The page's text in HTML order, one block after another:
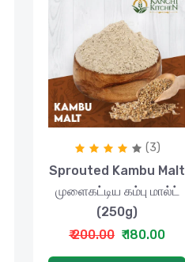
(3)
Sprouted Kambu Malt
முளைகட்டிய கம்பு மால்ட்
(250g)
₹ 200.00 ₹ 180.00